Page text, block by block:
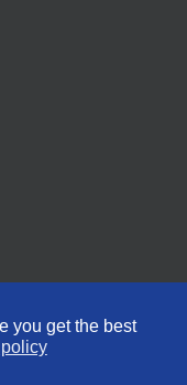
you get the best